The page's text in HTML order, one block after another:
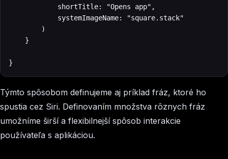
            shortTitle: "Opens app",
            systemImageName: "square.stack"
        )
    }
}
Týmto spôsobom definujeme aj príklad fráz, ktoré ho
spustia cez Siri. Definovaním množstva rôznych fráz
umožníme širší a flexibilnejší spôsob interakcie
používateľa s aplikáciou.